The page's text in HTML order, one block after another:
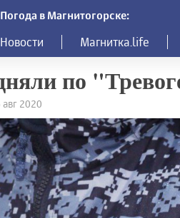
Погода в Магнитогорске:
Новости Магнитка.life
по
авг 2020